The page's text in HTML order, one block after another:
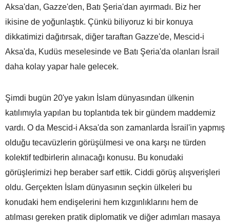
Aksa'dan, Gazze'den, Batı Şeria'dan ayırmadı. Biz her
ikisine de yoğunlaştık. Çünkü biliyoruz ki bir konuya
dikkatimizi dağıtırsak, diğer taraftan Gazze'de, Mescid-i
Aksa'da, Kudüs meselesinde ve Batı Şeria'da olanları İsrail
daha kolay yapar hale gelecek.
Şimdi bugün 20'ye yakın İslam dünyasından ülkenin
katılımıyla yapılan bu toplantıda tek bir gündem maddemiz
vardı. O da Mescid-i Aksa'da son zamanlarda İsrail'in yapmış
olduğu tecavüzlerin görüşülmesi ve ona karşı ne türden
kolektif tedbirlerin alınacağı konusu. Bu konudaki
görüşlerimizi hep beraber sarf ettik. Ciddi görüş alışverişleri
oldu. Gerçekten İslam dünyasının seçkin ülkeleri bu
konudaki hem endişelerini hem kızgınlıklarını hem de
atılması gereken pratik diplomatik ve diğer adımları masaya